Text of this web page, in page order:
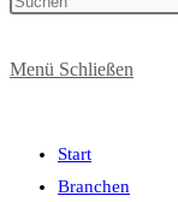
Suche
Menü Schließen
Start
Branchen